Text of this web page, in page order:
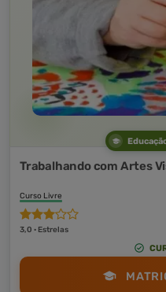
Trabalhando com Artes
Curso Livre
3,0 · Estrelas